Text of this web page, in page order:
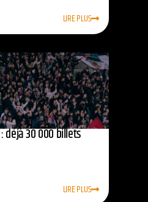
LIRE PLUS
déjà 30 000 billets
LIRE PLUS